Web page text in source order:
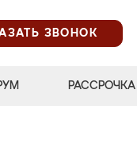
ЗВОНОК
РАССРОЧКА